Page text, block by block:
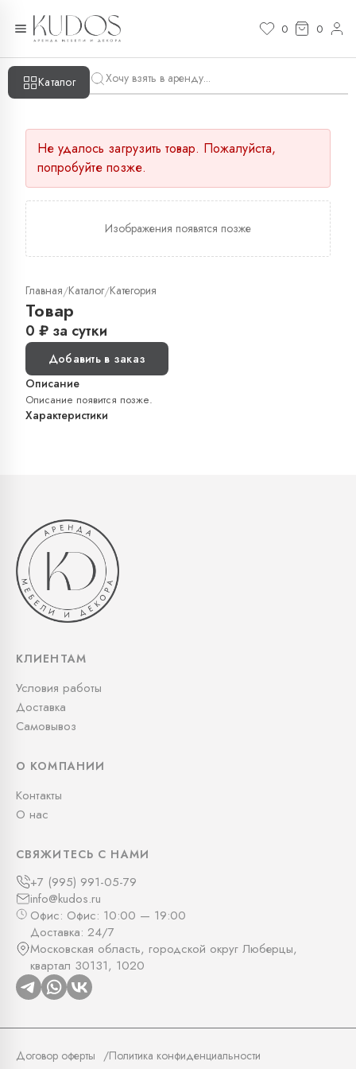
0 0
Каталог
Не удалось загрузить товар. Пожалуйста,
попробуйте позже.
Изображения появятся позже
Главная/Каталог/Категория
Товар
0 ₽ за сутки
Добавить в заказ
Описание
Описание появится позже.
Характеристики
КЛИЕНТАМ
Условия работы
Доставка
Самовывоз
О КОМПАНИИ
Контакты
О нас
СВЯЖИТЕСЬ С НАМИ
+7 (995) 991-05-79
info@kudos.ru
Офис: Офис: 10:00 — 19:00
Доставка: 24/7
Московская область, городской округ Люберцы,
квартал 30131, 1020
Договор оферты Политика конфиденциальности